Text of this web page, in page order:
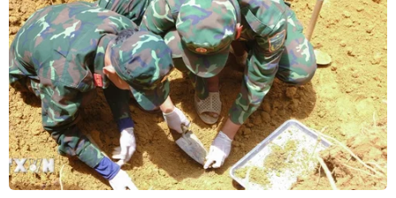
Đã xác định phương tiện khiến hàng
loạt ôtô thủng lốp trên cao tốc Bắc-
Nam
07/08/2026 10:03
Xe khách lao xuống hố sâu bên